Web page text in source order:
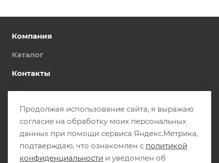
Компания
Каталог
Контакты
+7 (4942) 45-48-11
office@mptech.pro
г. Кострома, ул. Галичская, 126В
Продолжая использование сайта, я выражаю
согласие на обработку моих персональных
данных при помощи сервиса Яндекс.Метрика,
подтверждаю, что ознакомлен с политикой
конфиденциальности и уведомлен об